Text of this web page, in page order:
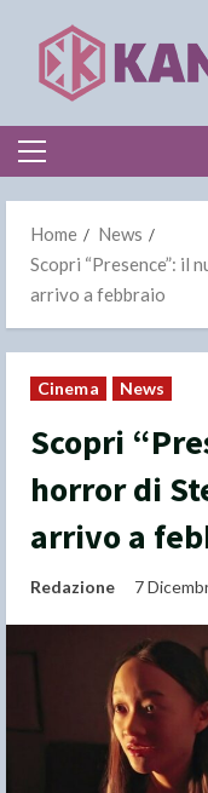
content
Primary
Home
News
Scopri “Presence”: il
arrivo a febbraio
Cinema News
Scopri
horror di
arrivo a
Redazione 7